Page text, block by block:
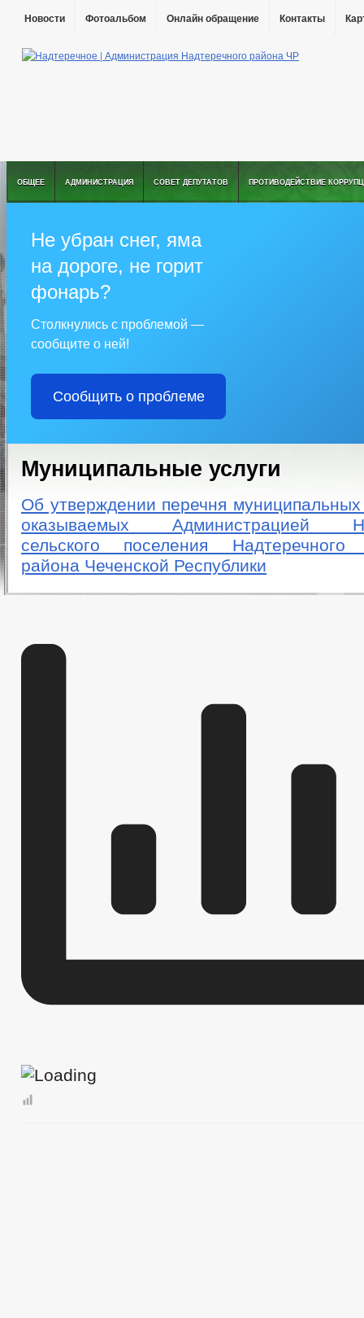
Новости Фотоальбом Онлайн обращение Контакты
ОБЩЕЕ АДМИНИСТРАЦИЯ СОВЕТ ДЕПУТАТОВ ПРОТИВОДЕЙСТВИЕ
Не убран снег, яма
на дороге, не горит
фонарь?
Столкнулись с проблемой —
сообщите о ней!
Сообщить о проблеме
Муниципальные услуги
Об утверждении перечня
оказываемых Администрацией
сельского поселения Надтеречного
района Чеченской Республики